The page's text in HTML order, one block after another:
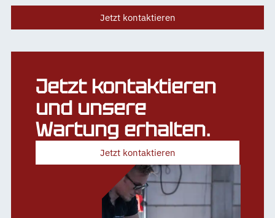
Jetzt kontaktieren
Jetzt kontaktieren
und unsere
Wartung erhalten.
Jetzt kontaktieren